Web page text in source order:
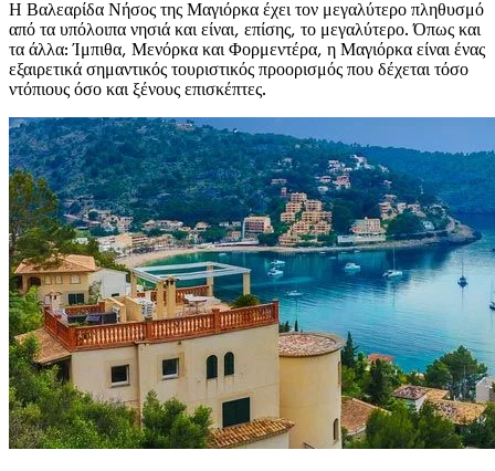
Η Βαλεαρίδα Νήσος της Μαγιόρκα έχει τον μεγαλύτερο πληθυσμό
από τα υπόλοιπα νησιά και είναι, επίσης, το μεγαλύτερο. Όπως και
τα άλλα: Ίμπιθα, Μενόρκα και Φορμεντέρα, η Μαγιόρκα είναι ένας
εξαιρετικά σημαντικός τουριστικός προορισμός που δέχεται τόσο
ντόπιους όσο και ξένους επισκέπτες.